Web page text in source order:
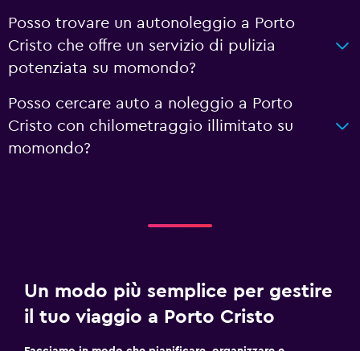
Posso trovare un autonoleggio a Porto
Cristo che offre un servizio di pulizia
potenziata su momondo?
Posso cercare auto a noleggio a Porto
Cristo con chilometraggio illimitato su
momondo?
Un modo più semplice per gestire
il tuo viaggio a Porto Cristo